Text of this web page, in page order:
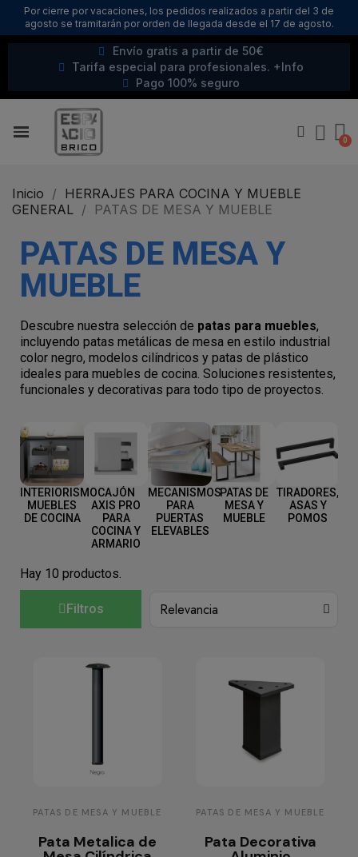
Por cierre por vacaciones, los pedidos realizados a partir del 3 de
agosto se tramitarán por orden de llegada desde el 17 de agosto.
Envío gratis a partir de 50€
Tarifa especial para profesionales. +Info
Pago 100% seguro
Inicio
HERRAJES PARA COCINA Y MUEBLE
GENERAL
PATAS DE MESA Y MUEBLE
PATAS DE MESA Y
MUEBLE
Descubre nuestra selección de patas para muebles,
incluyendo patas metálicas de mesa en estilo industrial
color negro, modelos cilíndricos y patas de plástico
ideales para muebles de cocina. Soluciones resistentes,
funcionales y decorativas para todo tipo de proyectos.
INTERIORISMO
MUEBLES
DE COCINA
CAJÓN
AXIS PRO
PARA
COCINA Y
ARMARIO
MECANISMOS
PARA
PUERTAS
ELEVABLES
PATAS DE
MESA Y
MUEBLE
TIRADORES,
ASAS Y
POMOS
Hay 10 productos.
Filtros
PATAS DE MESA Y MUEBLE
Pata Metalica de
PATAS DE MESA Y MUEBLE
Pata Decorativa